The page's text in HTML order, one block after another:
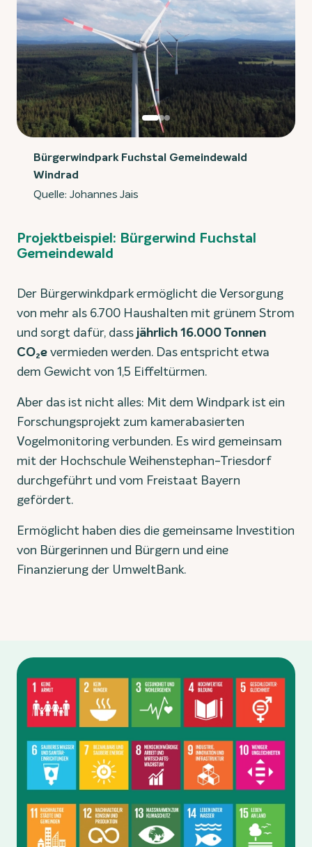
Bürgerwindpark Fuchstal Gemeindewald
Windrad
Quelle: Johannes Jais
Projektbeispiel: Bürgerwind Fuchstal
Gemeindewald
Der Bürgerwinkdpark ermöglicht die Versorgung
von mehr als 6.700 Haushalten mit grünem Strom
und sorgt dafür, dass jährlich 16.000 Tonnen
CO₂evermieden werden. Das entspricht etwa
dem Gewicht von 1,5 Eiffeltürmen.
Aber das ist nicht alles: Mit dem Windpark ist ein
Forschungsprojekt zum kamerabasierten
Vogelmonitoring verbunden. Es wird gemeinsam
mit der Hochschule Weihenstephan-Triesdorf
durchgeführt und vom Freistaat Bayern
gefördert.
Ermöglicht haben dies die gemeinsame Investition
von Bürgerinnen und Bürgern und eine
Finanzierung der UmweltBank.